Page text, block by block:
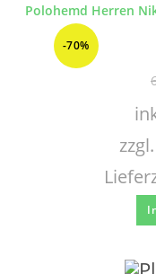
-70%
Polohemd Herren
zzgl.